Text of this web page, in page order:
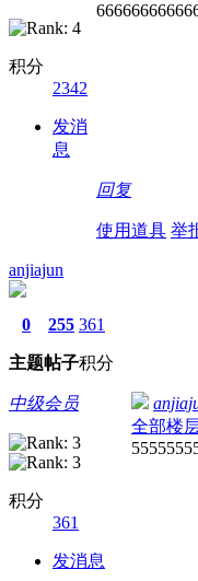
积分
2342
发消
息
回复
使用道具 举
anjiajun
0
主题
255
帖子
361
积分
中级会员
积分
361
发消息
全部楼